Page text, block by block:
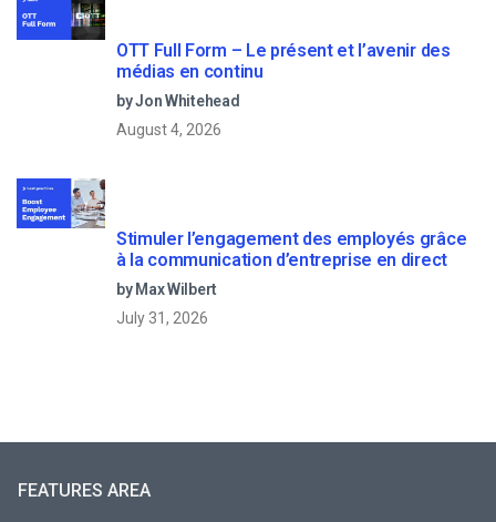
OTT Full Form – Le présent et l’avenir des
médias en continu
by Jon Whitehead
August 4, 2026
Stimuler l’engagement des employés grâce
à la communication d’entreprise en direct
by Max Wilbert
July 31, 2026
FEATURES AREA